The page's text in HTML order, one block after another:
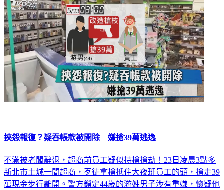
挾怨報復？疑吞帳款被開除 嫌搶39萬逃逸
不滿被老闆辭退，超商前員工疑似持槍搶劫！23日凌晨3點多
新北市土城一間超商，歹徒拿槍抵住大夜班員工的頭，搶走39
萬現金步行離開。警方鎖定44歲的游姓男子涉有重嫌，懷疑他